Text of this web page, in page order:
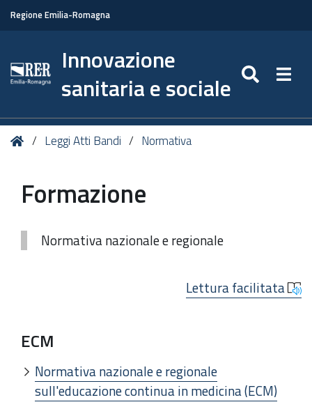
Regione Emilia-Romagna
Innovazione
sanitaria e sociale
Tu HomeLeggi Atti Bandi Normativa
Formazione
Normativa nazionale e regionale
Lettura facilitata
ECM
Normativa nazionale e regionale
sull'educazione continua in medicina (ECM)